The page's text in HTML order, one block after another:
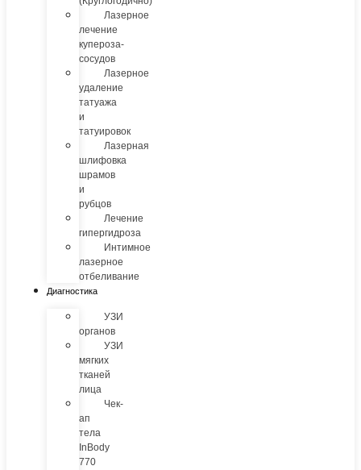
Лазерное
лечение
купероза-
сосудов
Лазерное
удаление
татуажа
и
татуировок
Лазерная
шлифовка
шрамов
и
рубцов
Лечение
гипергидроза
Интимное
лазерное
отбеливание
Диагностика
УЗИ
органов
УЗИ
мягких
тканей
лица
Чек-
ап
тела
InBody
770